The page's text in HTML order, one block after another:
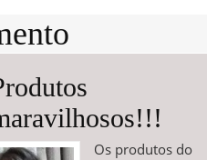
Os produtos do